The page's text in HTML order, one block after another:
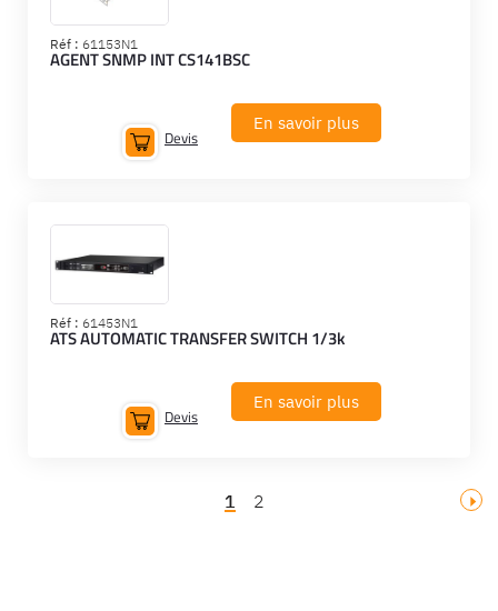
02 40
Réf : 61153N1
AGENT SNMP INT CS141BSC
En savoir plus
Devis
Réf : 61453N1
ATS AUTOMATIC TRANSFER SWITCH 1/3k
En savoir plus
Devis
Page
Vous
lisez
1 Page
2